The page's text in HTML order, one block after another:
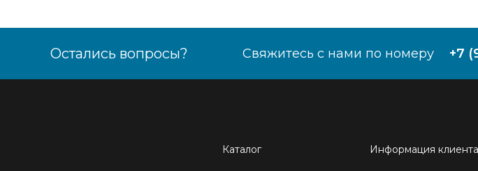
Остались вопросы? Свяжитесь с нами по номеру +7
Каталог Информация